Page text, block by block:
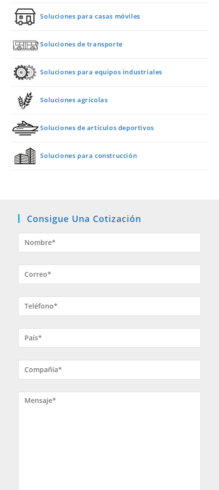
Soluciones para casas móviles
Soluciones de transporte
Soluciones para equipos industriales
Soluciones agrícolas
Soluciones de artículos deportivos
Soluciones para construcción
Consigue Una Cotización